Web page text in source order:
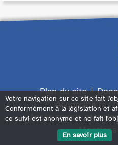
Plan du site
Accessibilité :
Accès sourds et
Mentions
Votre navigation sur ce site fait
Conformément à la législation et
ce suivi est anonyme et ne fait
En savoir plus